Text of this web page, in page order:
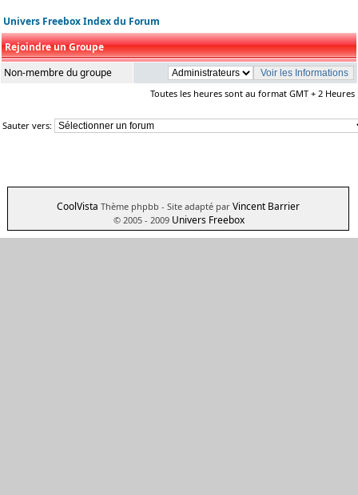
Univers Freebox Index du Forum
Rejoindre un Groupe
Non-membre du groupe
Toutes les heures sont au format GMT + 2 Heures
Sauter vers:
CoolVista Thème phpbb - Site adapté par Vincent Barrier
© 2005 - 2009 Univers Freebox